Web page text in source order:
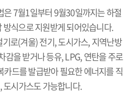
은 7월1일부터 9월30일까지는 하절
식으로 지원받게 되어있습니다.
로(겨울) 전기, 도시가스, 지역난방
감을 받거나 등유, LPG, 연탄을 주로
드를 발급받아 필요한 에너지를 직
도시가스도 가능합니다.